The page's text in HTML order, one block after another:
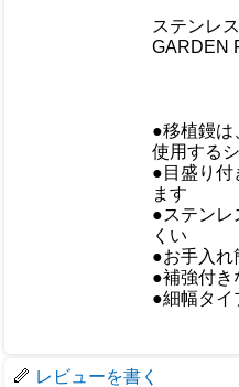
ステンレ
GARDEN
●移植鏝は
使用する
●目盛り付
ます
●ステンレ
くい
●お手入れ
●補強付き
●細幅タイ
レビューを書く